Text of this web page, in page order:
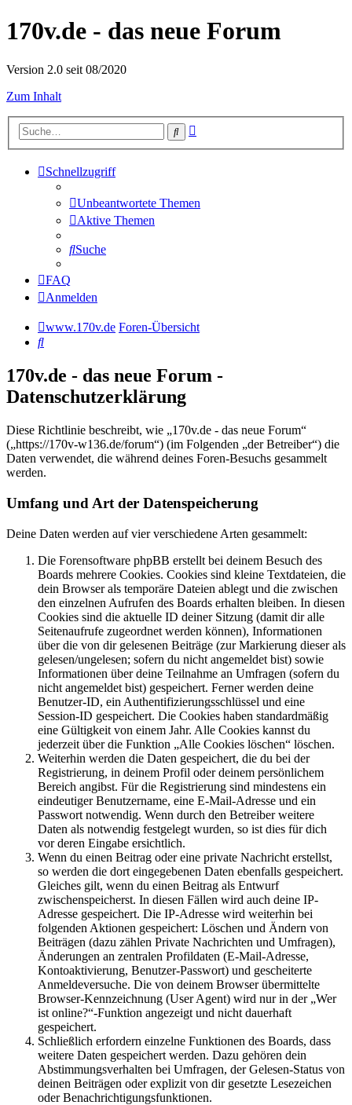
170v.de - das neue Forum
Version 2.0 seit 08/2020
Zum Inhalt
Suche
Schnellzugriff
Unbeantwortete Themen
Aktive Themen
Suche
FAQ
Anmelden
www.170v.de Foren-Übersicht
Suche
170v.de - das neue Forum -
Datenschutzerklärung
Diese Richtlinie beschreibt, wie „170v.de - das neue Forum“
(„https://170v-w136.de/forum“) (im Folgenden „der Betreiber“) die
Daten verwendet, die während deines Foren-Besuchs gesammelt
werden.
Umfang und Art der Datenspeicherung
Deine Daten werden auf vier verschiedene Arten gesammelt:
Die Forensoftware phpBB erstellt bei deinem Besuch des
Boards mehrere Cookies. Cookies sind kleine Textdateien, die
dein Browser als temporäre Dateien ablegt und die zwischen
den einzelnen Aufrufen des Boards erhalten bleiben. In diesen
Cookies sind die aktuelle ID deiner Sitzung (damit dir alle
Seitenaufrufe zugeordnet werden können), Informationen
über die von dir gelesenen Beiträge (zur Markierung dieser als
gelesen/ungelesen; sofern du nicht angemeldet bist) sowie
Informationen über deine Teilnahme an Umfragen (sofern du
nicht angemeldet bist) gespeichert. Ferner werden deine
Benutzer-ID, ein Authentifizierungsschlüssel und eine
Session-ID gespeichert. Die Cookies haben standardmäßig
eine Gültigkeit von einem Jahr. Alle Cookies kannst du
jederzeit über die Funktion „Alle Cookies löschen“ löschen.
Weiterhin werden die Daten gespeichert, die du bei der
Registrierung, in deinem Profil oder deinem persönlichem
Bereich angibst. Für die Registrierung sind mindestens ein
eindeutiger Benutzername, eine E-Mail-Adresse und ein
Passwort notwendig. Wenn durch den Betreiber weitere
Daten als notwendig festgelegt wurden, so ist dies für dich
vor deren Eingabe ersichtlich.
Wenn du einen Beitrag oder eine private Nachricht erstellst,
so werden die dort eingegebenen Daten ebenfalls gespeichert.
Gleiches gilt, wenn du einen Beitrag als Entwurf
zwischenspeicherst. In diesen Fällen wird auch deine IP-
Adresse gespeichert. Die IP-Adresse wird weiterhin bei
folgenden Aktionen gespeichert: Löschen und Ändern von
Beiträgen (dazu zählen Private Nachrichten und Umfragen),
Änderungen an zentralen Profildaten (E-Mail-Adresse,
Kontoaktivierung, Benutzer-Passwort) und gescheiterte
Anmeldeversuche. Die von deinem Browser übermittelte
Browser-Kennzeichnung (User Agent) wird nur in der „Wer
ist online?“-Funktion angezeigt und nicht dauerhaft
gespeichert.
Schließlich erfordern einzelne Funktionen des Boards, dass
weitere Daten gespeichert werden. Dazu gehören dein
Abstimmungsverhalten bei Umfragen, der Gelesen-Status von
deinen Beiträgen oder explizit von dir gesetzte Lesezeichen
oder Benachrichtigungsfunktionen.